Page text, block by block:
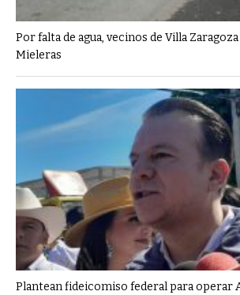
Por falta de agua, vecinos de Villa
Mieleras
Plantean fideicomiso federal para operar